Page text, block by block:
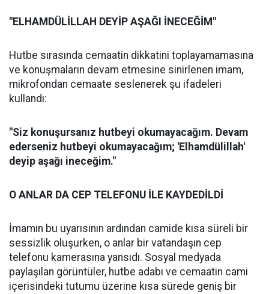
"ELHAMDÜLİLLAH DEYİP AŞAĞI İNECEĞİM"
Hutbe sırasında cemaatin dikkatini toplayamamasına
ve konuşmaların devam etmesine sinirlenen imam,
mikrofondan cemaate seslenerek şu ifadeleri
kullandı:
"Siz konuşursanız hutbeyi okumayacağım. Devam
ederseniz hutbeyi okumayacağım; 'Elhamdülillah'
deyip aşağı ineceğim."
O ANLAR DA CEP TELEFONU İLE KAYDEDİLDİ
İmamın bu uyarısının ardından camide kısa süreli bir
sessizlik oluşurken, o anlar bir vatandaşın cep
telefonu kamerasına yansıdı. Sosyal medyada
paylaşılan görüntüler, hutbe adabı ve cemaatin cami
içerisindeki tutumu üzerine kısa sürede geniş bir